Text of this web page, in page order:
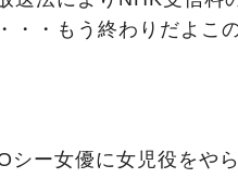
・・もう終わりだよこ
シー女優に女児役をや